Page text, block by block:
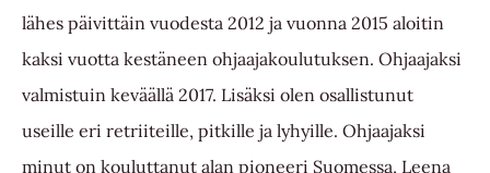
lähes päivittäin vuodesta 2012 ja vuonna 2015 aloitin
kaksi vuotta kestäneen ohjaajakoulutuksen. Ohjaajaksi
valmistuin keväällä 2017. Lisäksi olen osallistunut
useille eri retriiteille, pitkille ja lyhyille. Ohjaajaksi
minut on kouluttanut alan pioneeri Suomessa, Leena